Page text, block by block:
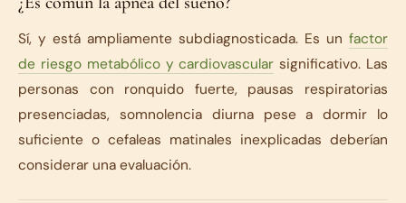
Sí, y está ampliamente subdiagnosticada. Es un factor
de riesgo metabólico y cardiovascular significativo. Las
personas con ronquido fuerte, pausas respiratorias
presenciadas, somnolencia diurna pese a dormir lo
suficiente o cefaleas matinales inexplicadas deberían
considerar una evaluación.